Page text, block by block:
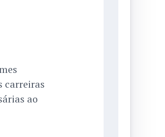
carreiras
ao